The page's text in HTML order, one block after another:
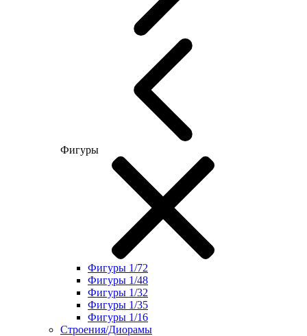
Фигуры
Фигуры 1/72
Фигуры 1/48
Фигуры 1/32
Фигуры 1/35
Фигуры 1/16
Строения/Диорамы